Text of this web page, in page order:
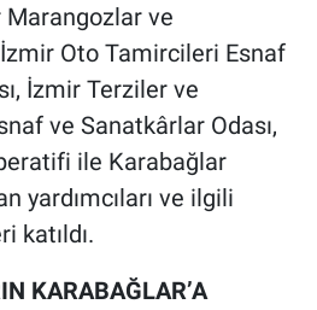
Marangozlar ve
İzmir Oto Tamircileri Esnaf
İzmir Terziler ve
ve Sanatkârlar Odası,
ile Karabağlar
yardımcıları ve ilgili
katıldı.
KARABAĞLAR’A